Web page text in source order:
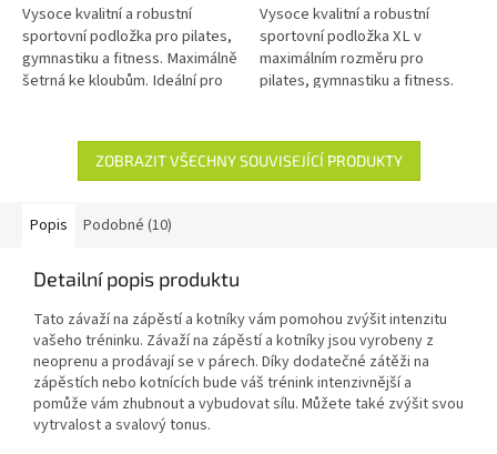
Vysoce kvalitní a robustní
sportovní podložka pro pilates,
gymnastiku a fitness. Maximálně
šetrná ke kloubům. Ideální pro
Vysoce kvalitní a robustní
sportovní podložka XL v
maximálním rozměru pro
pilates, gymnastiku a fitness.
Ideální pro každodenní použití.
ZOBRAZIT VŠECHNY SOUVISEJÍCÍ PRODUKTY
Popis Podobné (10)
Detailní popis produktu
Tato závaží na zápěstí a kotníky vám pomohou zvýšit intenzitu
vašeho tréninku. Závaží na zápěstí a kotníky jsou vyrobeny z
neoprenu a prodávají se v párech. Díky dodatečné zátěži na
zápěstích nebo kotnících bude váš trénink intenzivnější a
pomůže vám zhubnout a vybudovat sílu. Můžete také zvýšit svou
vytrvalost a svalový tonus.